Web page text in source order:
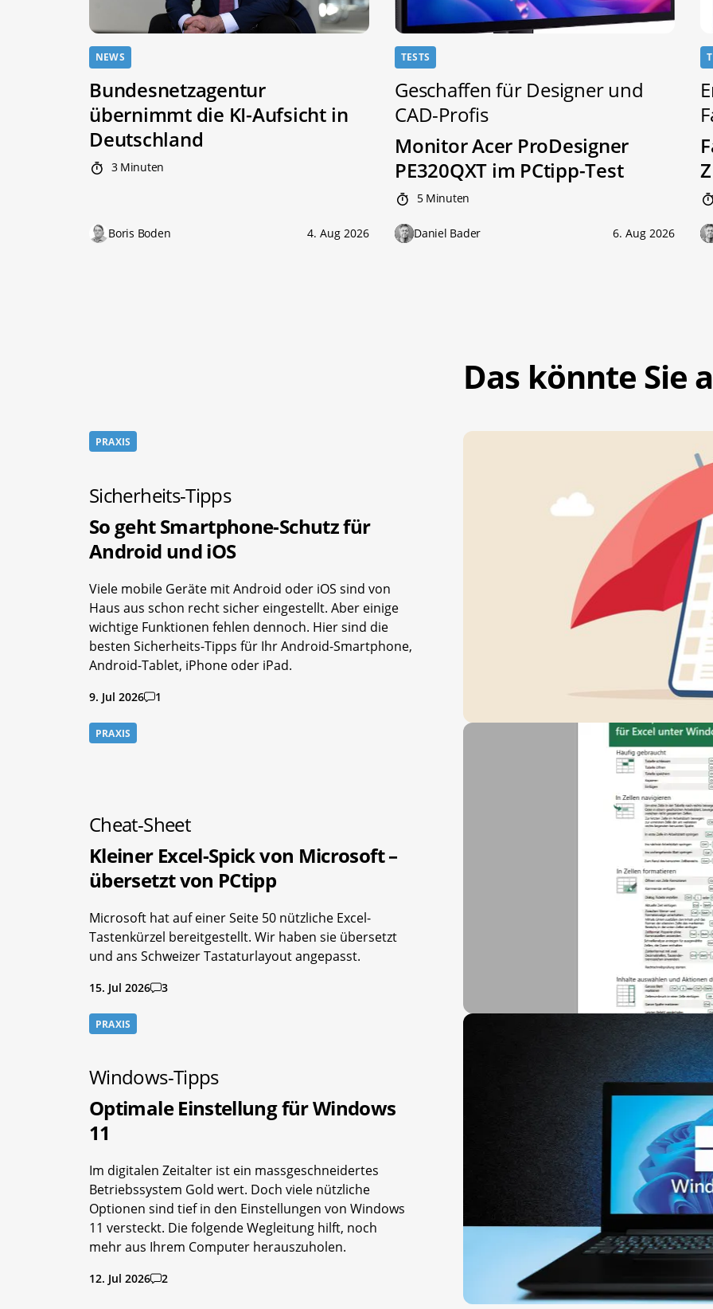
NEWS
Bundesnetzagentur
übernimmt die KI-Aufsicht in
Deutschland
3 Minuten
Boris Boden 4. Aug 2026
TESTS
Geschaffen für Designer und
CAD-Profis
Monitor Acer ProDesigner
PE320QXT im PCtipp-Test
5 Minuten
Daniel Bader 6. Aug 2026
Das könnte Sie
PRAXIS
Sicherheits-Tipps
So geht Smartphone-Schutz für
Android und iOS
Viele mobile Geräte mit Android oder iOS sind von
Haus aus schon recht sicher eingestellt. Aber einige
wichtige Funktionen fehlen dennoch. Hier sind die
besten Sicherheits-Tipps für Ihr Android-Smartphone,
Android-Tablet, iPhone oder iPad.
9. Jul 2026 1
PRAXIS
Cheat-Sheet
Kleiner Excel-Spick von Microsoft –
übersetzt von PCtipp
Microsoft hat auf einer Seite 50 nützliche Excel-
Tastenkürzel bereitgestellt. Wir haben sie übersetzt
und ans Schweizer Tastaturlayout angepasst.
15. Jul 2026 3
PRAXIS
Windows-Tipps
Optimale Einstellung für Windows
11
Im digitalen Zeitalter ist ein massgeschneidertes
Betriebssystem Gold wert. Doch viele nützliche
Optionen sind tief in den Einstellungen von Windows
11 versteckt. Die folgende Wegleitung hilft, noch
mehr aus Ihrem Computer herauszuholen.
12. Jul 2026 2